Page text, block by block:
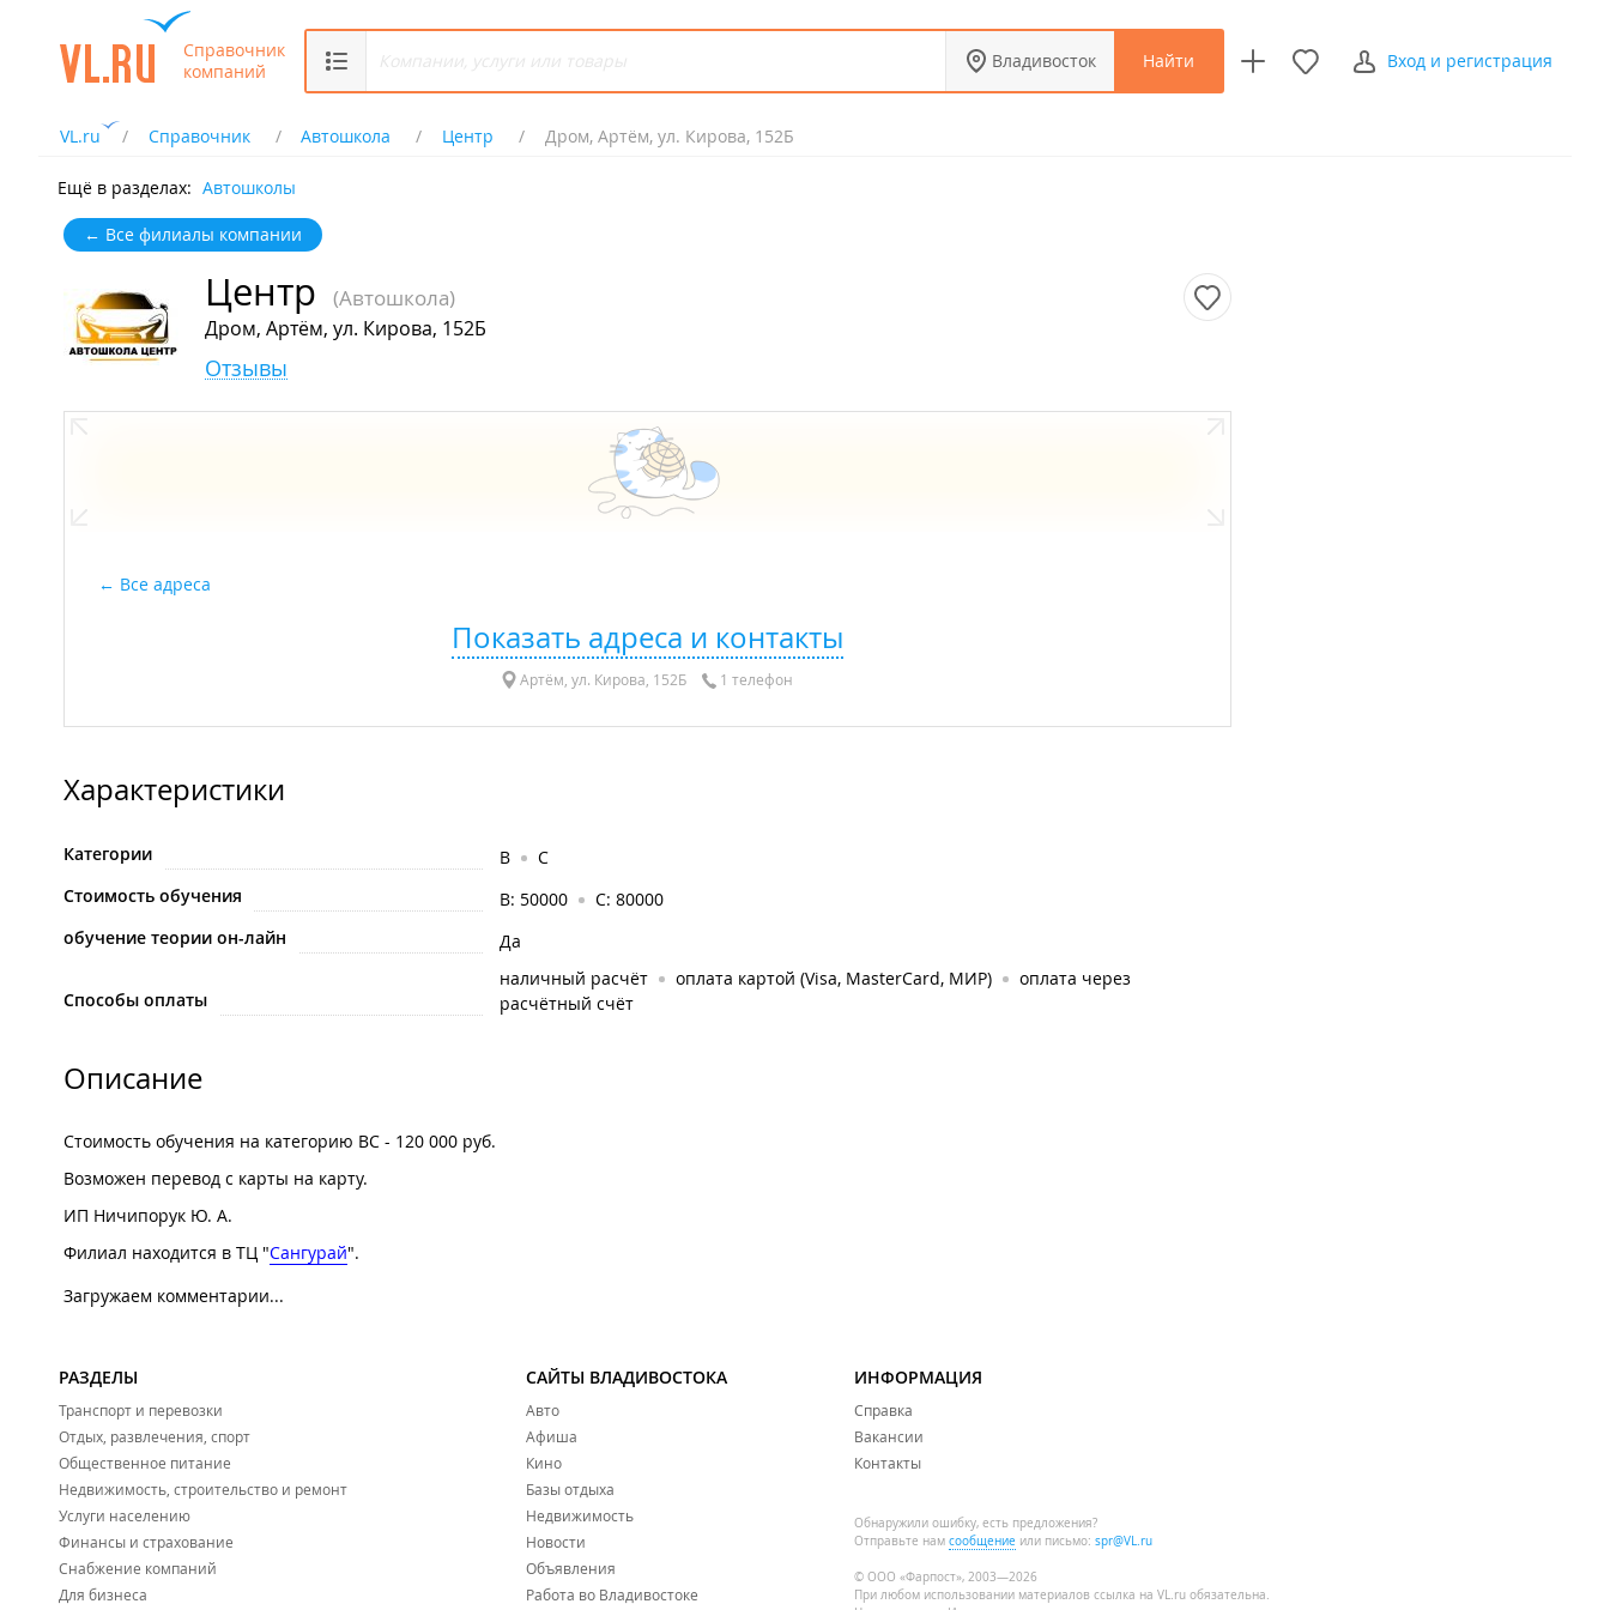
Справочник
компаний
Владивосток Найти Вход и регистрация
VL.ru Справочник Автошкола Центр Дром, Артём, ул. Кирова, 152Б
Ещё в разделах: Автошколы
← Все филиалы компании
Центр (Автошкола)
Дром, Артём, ул. Кирова, 152Б
Отзывы
Все адреса
Показать адреса и контакты
Артём, ул. Кирова, 152Б 1 телефон
Характеристики
Категории B
C
Стоимость обучения
B: 50000
C: 80000
обучение теории он-лайн
Да
Способы оплаты
наличный расчёт оплата картой (Visa, MasterCard, МИР)
оплата через
расчётный счёт
Описание
Стоимость обучения на категорию BC - 120 000 руб.
Возможен перевод с карты на карту.
ИП Ничипорук Ю. А.
Филиал находится в ТЦ "Сангурай".
Загружаем комментарии...
РАЗДЕЛЫ
Транспорт и перевозки
Отдых, развлечения, спорт
Общественное питание
Недвижимость, строительство и ремонт
Услуги населению
Финансы и страхование
Снабжение компаний
Для бизнеса
САЙТЫ ВЛАДИВОСТОКА
Авто
Афиша
Кино
Базы отдыха
Недвижимость
Новости
Объявления
Работа во Владивостоке
ИНФОРМАЦИЯ
Справка
Вакансии
Контакты
Обнаружили ошибку, есть предложения?
Отправьте нам сообщение или письмо: spr@VL.ru
© ООО «Фарпост», 2003—2026
При любом использовании материалов ссылка на VL.ru обязательна.